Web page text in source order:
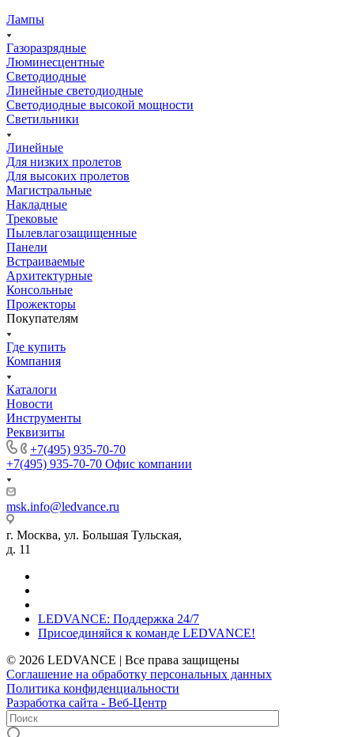
Лампы
Газоразрядные
Люминесцентные
Светодиодные
Линейные светодиодные
Светодиодные высокой мощности
Светильники
Линейные
Для низких пролетов
Для высоких пролетов
Магистральные
Накладные
Трековые
Пылевлагозащищенные
Панели
Встраиваемые
Архитектурные
Консольные
Прожекторы
Покупателям
Где купить
Компания
Каталоги
Новости
Инструменты
Реквизиты
+7(495) 935-70-70
+7(495) 935-70-70 Офис компании
msk.info@ledvance.ru
г. Москва, ул. Большая Тульская,
д. 11
LEDVANCE: Поддержка 24/7
Присоединяйся к команде LEDVANCE!
© 2026 LEDVANCE | Все права защищены
Соглашение на обработку персональных данных
Политика конфиденциальности
Разработка сайта - Веб-Центр